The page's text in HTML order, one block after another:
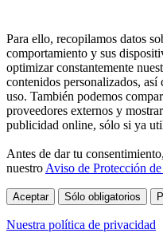
Para ello, recopilamos datos
comportamiento y sus
optimizar constantemente
contenidos personalizados, así
uso. También podemos
proveedores externos y
publicidad online, sólo si ya
Antes de dar tu
nuestro Aviso de Protección
Aceptar Sólo obligatorios
Nuestra política de privacidad